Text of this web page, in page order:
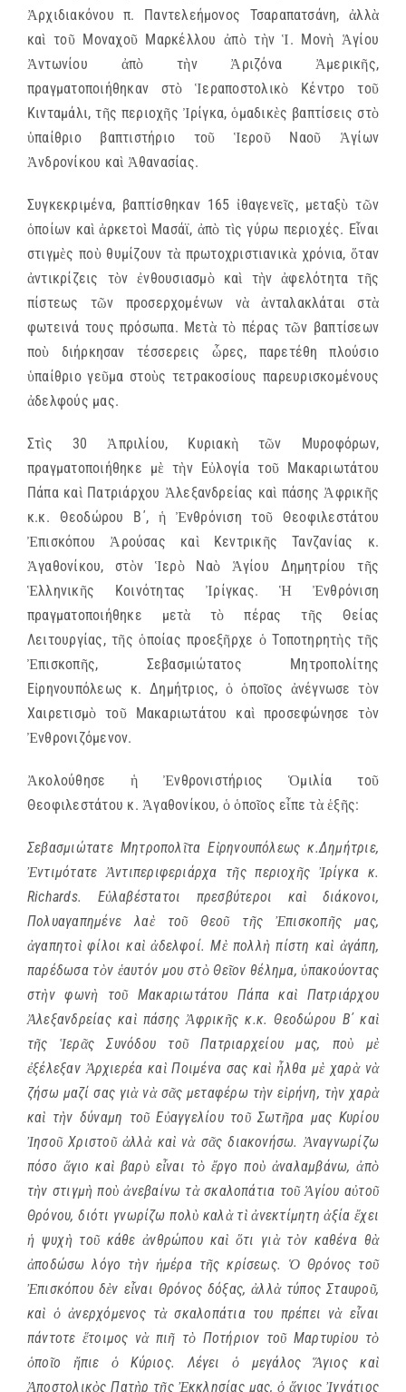
Ἀρχιδιακόνου π. Παντελεήμονος Τσαραπατσάνη, ἀλλὰ
καὶ τοῦ Μοναχοῦ Μαρκέλλου ἀπὸ τὴν Ἱ. Μονὴ Ἁγίου
Ἀντωνίου ἀπὸ τὴν Ἀριζόνα Ἀμερικῆς,
πραγματοποιήθηκαν στὸ Ἱεραποστολικὸ Κέντρο τοῦ
Κινταμάλι, τῆς περιοχῆς Ἰρίγκα, ὁμαδικὲς βαπτίσεις στὸ
ὑπαίθριο βαπτιστήριο τοῦ Ἱεροῦ Ναοῦ Ἁγίων
Ἀνδρονίκου καὶ Ἀθανασίας.
Συγκεκριμένα, βαπτίσθηκαν 165 ἰθαγενεῖς, μεταξὺ τῶν
ὁποίων καὶ ἀρκετοὶ Μασάϊ, ἀπὸ τὶς γύρω περιοχές. Εἶναι
στιγμὲς ποὺ θυμίζουν τὰ πρωτοχριστιανικὰ χρόνια, ὅταν
ἀντικρίζεις τὸν ἐνθουσιασμὸ καὶ τὴν ἀφελότητα τῆς
πίστεως τῶν προσερχομένων νὰ ἀνταλακλάται στὰ
φωτεινά τους πρόσωπα. Μετὰ τὸ πέρας τῶν βαπτίσεων
ποὺ διήρκησαν τέσσερεις ὧρες, παρετέθη πλούσιο
ὑπαίθριο γεῦμα στοὺς τετρακοσίους παρευρισκομένους
ἀδελφούς μας.
Στὶς 30 Ἀπριλίου, Κυριακὴ τῶν Μυροφόρων,
πραγματοποιήθηκε μὲ τὴν Εὐλογία τοῦ Μακαριωτάτου
Πάπα καὶ Πατριάρχου Ἀλεξανδρείας καὶ πάσης Ἀφρικῆς
κ.κ. Θεοδώρου Β΄, ἡ Ἐνθρόνιση τοῦ Θεοφιλεστάτου
Ἐπισκόπου Ἀρούσας καὶ Κεντρικῆς Τανζανίας κ.
Ἀγαθονίκου, στὸν Ἱερὸ Ναὸ Ἁγίου Δημητρίου τῆς
Ἑλληνικῆς Κοινότητας Ἰρίγκας. Ἡ Ἐνθρόνιση
πραγματοποιήθηκε μετὰ τὸ πέρας τῆς Θείας
Λειτουργίας, τῆς ὁποίας προεξῆρχε ὁ Τοποτηρητὴς τῆς
Ἐπισκοπῆς, Σεβασμιώτατος Μητροπολίτης
Εἰρηνουπόλεως κ. Δημήτριος, ὁ ὁποῖος ἀνέγνωσε τὸν
Χαιρετισμὸ τοῦ Μακαριωτάτου καὶ προσεφώνησε τὸν
Ἐνθρονιζόμενον.
Ἀκολούθησε ἡ Ἐνθρονιστήριος Ὁμιλία τοῦ
Θεοφιλεστάτου κ. Ἀγαθονίκου, ὁ ὁποῖος εἶπε τὰ ἑξῆς:
Σεβασμιώτατε Μητροπολῖτα Εἰρηνουπόλεως κ.Δημήτριε,
Ἐντιμότατε Ἀντιπεριφεριάρχα τῆς περιοχῆς Ἰρίγκα κ.
Richards. Εὐλαβέστατοι πρεσβύτεροι καὶ διάκονοι,
Πολυαγαπημένε λαὲ τοῦ Θεοῦ τῆς Ἐπισκοπῆς μας,
ἀγαπητοὶ φίλοι καὶ ἀδελφοί. Μὲ πολλὴ πίστη καὶ ἀγάπη,
παρέδωσα τὸν ἑαυτόν μου στὸ Θεῖον θέλημα, ὑπακούοντας
στὴν φωνὴ τοῦ Μακαριωτάτου Πάπα καὶ Πατριάρχου
Ἀλεξανδρείας καὶ πάσης Ἀφρικῆς κ.κ. Θεοδώρου Β΄ καὶ
τῆς Ἱερᾶς Συνόδου τοῦ Πατριαρχείου μας, ποὺ μὲ
ἐξέλεξαν Ἀρχιερέα καὶ Ποιμένα σας καὶ ἦλθα μὲ χαρὰ νὰ
ζήσω μαζί σας γιὰ νὰ σᾶς μεταφέρω τὴν εἰρήνη, τὴν χαρὰ
καὶ τὴν δύναμη τοῦ Εὐαγγελίου τοῦ Σωτῆρα μας Κυρίου
Ἰησοῦ Χριστοῦ ἀλλὰ καὶ νὰ σᾶς διακονήσω. Ἀναγνωρίζω
πόσο ἅγιο καὶ βαρὺ εἶναι τὸ ἔργο ποὺ ἀναλαμβάνω, ἀπὸ
τὴν στιγμὴ ποὺ ἀνεβαίνω τὰ σκαλοπάτια τοῦ Ἁγίου αὐτοῦ
Θρόνου, διότι γνωρίζω πολὺ καλὰ τὶ ἀνεκτίμητη ἀξία ἔχει
ἡ ψυχὴ τοῦ κάθε ἀνθρώπου καὶ ὅτι γιὰ τὸν καθένα θὰ
ἀποδώσω λόγο τὴν ἡμέρα τῆς κρίσεως. Ὁ Θρόνος τοῦ
Ἐπισκόπου δὲν εἶναι Θρόνος δόξας, ἀλλὰ τύπος Σταυροῦ,
καὶ ὁ ἀνερχόμενος τὰ σκαλοπάτια του πρέπει νὰ εἶναι
πάντοτε ἕτοιμος νὰ πιῆ τὸ Ποτήριον τοῦ Μαρτυρἰου τὸ
ὁποῖο ἤπιε ὁ Κύριος. Λέγει ὁ μεγάλος Ἅγιος καὶ
Ἀποστολικὸς Πατὴρ τῆς Ἐκκλησίας μας, ὁ ἅγιος Ἰγνάτιος